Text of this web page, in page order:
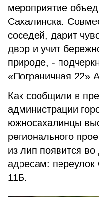
мероприятие
Сахалинска.
соседей, дарит
двор и учит
природе, -
«Пограничная 22»
Как сообщили в
администрации
южносахалинцы
регионального
из лип появится
адресам:
11Б.